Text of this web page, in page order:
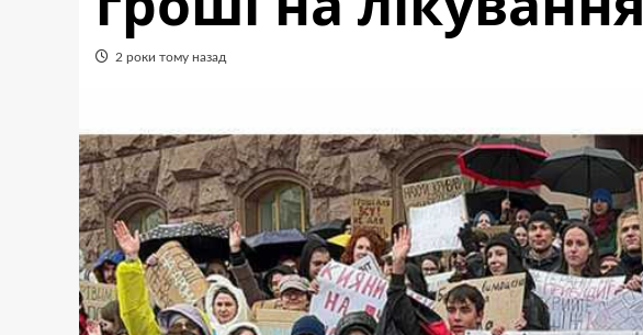
2 роки тому назад